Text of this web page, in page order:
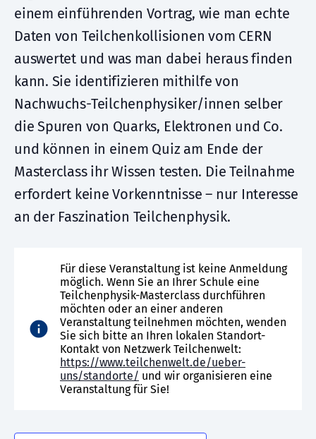
einem einführenden Vortrag, wie man echte
Daten von Teilchenkollisionen vom CERN
auswertet und was man dabei heraus finden
kann. Sie identifizieren mithilfe von
Nachwuchs-Teilchenphysiker/innen selber
die Spuren von Quarks, Elektronen und Co.
und können in einem Quiz am Ende der
Masterclass ihr Wissen testen. Die Teilnahme
erfordert keine Vorkenntnisse – nur Interesse
an der Faszination Teilchenphysik.
Für diese Veranstaltung ist keine Anmeldung
möglich. Wenn Sie an Ihrer Schule eine
Teilchenphysik-Masterclass durchführen
möchten oder an einer anderen
Veranstaltung teilnehmen möchten, wenden
Sie sich bitte an Ihren lokalen Standort-
Kontakt von Netzwerk Teilchenwelt:
https://www.teilchenwelt.de/ueber-
uns/standorte/ und wir organisieren eine
Veranstaltung für Sie!